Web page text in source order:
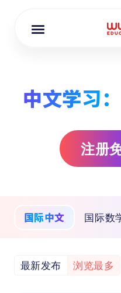
中文学习
注册
国际中文 国际数
最新发布 浏览最多